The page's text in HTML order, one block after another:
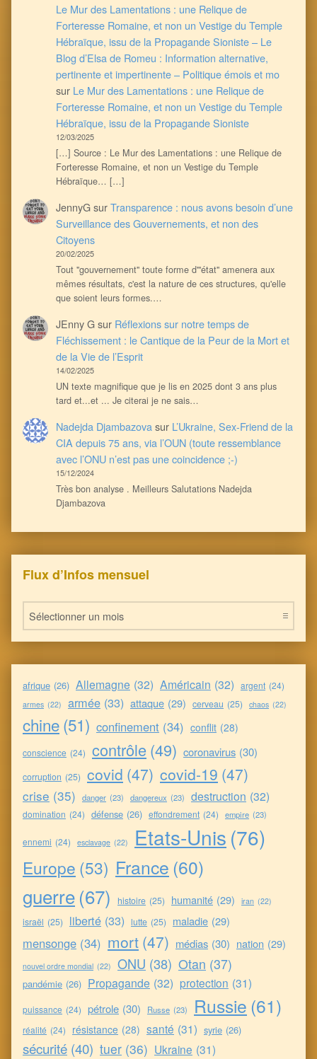
Le Mur des Lamentations : une Relique de
Forteresse Romaine, et non un Vestige du Temple
Hébraïque, issu de la Propagande Sioniste – Le
Blog d’Elsa de Romeu : Information alternative,
pertinente et impertinente – Politique émois et mo
sur Le Mur des Lamentations : une Relique de
Forteresse Romaine, et non un Vestige du Temple
Hébraïque, issu de la Propagande Sioniste
12/03/2025
[…] Source : Le Mur des Lamentations : une Relique de
Forteresse Romaine, et non un Vestige du Temple
Hébraïque… […]
JennyGsurTransparence : nous avons besoin d’une
Surveillance des Gouvernements, et non des
Citoyens
20/02/2025
Tout ''gouvernement'' toute forme d'''état'' amenera aux
mêmes résultats, c'est la nature de ces structures, qu'elle
que soient leurs formes.…
JEnny Gsur Réflexions sur notre temps de
Fléchissement : le Cantique de la Peur de la Mort et
de la Vie de l’Esprit
14/02/2025
UN texte magnifique que je lis en 2025 dont 3 ans plus
tard et...et ... Je citerai je ne sais…
Nadejda Djambazova sur L’Ukraine, Sex-Friend de la
CIA depuis 75 ans, via l’OUN (toute ressemblance
avec l’ONU n’est pas une coincidence ;-)
15/12/2024
Très bon analyse . Meilleurs Salutations Nadejda
Djambazova
Flux d’Infos mensuel
Flux d’Infos mensuel
afrique (26) Allemagne (32) Américain (32) argent (24)
armes (22) armée (33) attaque (29) cerveau (25) chaos (22)
chine(51) confinement (34) conflit (28)
conscience (24) contrôle (49) coronavirus (30)
corruption (25) covid (47) covid-19 (47)
crise (35) danger (23) dangereux (23) destruction (32)
domination (24) défense (26) effondrement (24) empire (23)
ennemi (24) esclavage (22) Etats-Unis (76)
Europe (53) France (60)
guerre(67) histoire (25) humanité (29) iran (22)
israël (25) liberté (33) lutte (25) maladie (29)
mensonge (34) mort (47) médias (30) nation (29)
nouvel ordre mondial (22) ONU (38) Otan (37)
pandémie (26) Propagande (32) protection (31)
puissance (24) pétrole (30) Russe (23) Russie (61)
réalité (24) résistance (28) santé (31) syrie (26)
sécurité (40) tuer (36) Ukraine (31)